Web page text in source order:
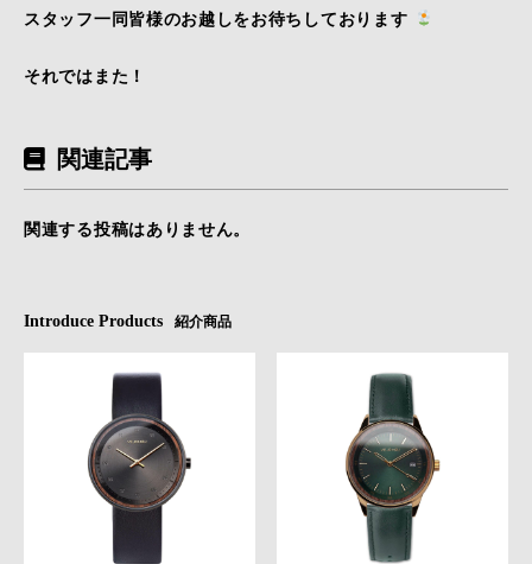
スタッフ一同皆様のお越しをお待ちしております
それではまた！
関連記事
関連する投稿はありません。
Introduce Products 紹介商品